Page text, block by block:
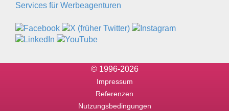
Services für Werbeagenturen
© 1996-2026
Impressum
Referenzen
Nutzungsbedingungen